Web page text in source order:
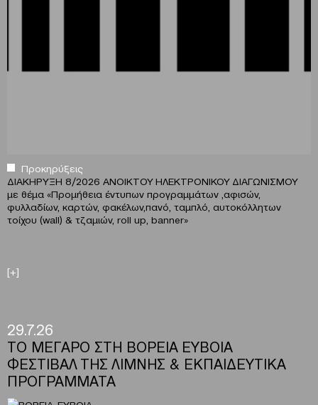
Προκηρύξεις
ΔΙΑΚΗΡΥΞΗ 8/2026 ΑΝΟΙΚΤΟΥ ΗΛΕΚΤΡΟΝΙΚΟΥ ΔΙΑΓΩΝΙΣΜΟΥ
με θέμα «Προμήθεια έντυπων προγραμμάτων ,αφισών,
φυλλαδίων, καρτών, φακέλων,πανό, ταμπλό, αυτοκόλλητων
τοίχου (wall) & τζαμιών, roll up, banner»
[+]
29.7.26
ΤΟ ΜΕΓΑΡΟ ΣΤΗ ΒΟΡΕΙΑ ΕΥΒΟΙΑ
ΦΕΣΤΙΒΑΛ ΤΗΣ ΛΙΜΝΗΣ & ΕΚΠΑΙΔΕΥΤΙΚΑ
ΠΡΟΓΡΑΜΜΑΤΑ